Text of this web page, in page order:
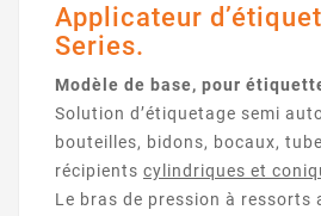
Applicateur
Series.
Modèle de base, pour
Solution d’étiquetage semi
bouteilles, bidons, bocaux,
récipients cylindriques et
Le bras de pression à ressorts